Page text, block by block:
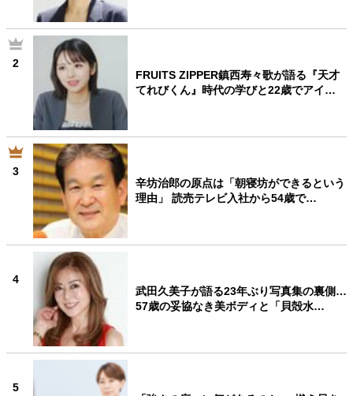
2
FRUITS ZIPPER鎮西寿々歌が語る『天才
てれびくん』時代の学びと22歳でアイ…
3
辛坊治郎の原点は「朝寝坊ができるという
理由」 読売テレビ入社から54歳で…
4
武田久美子が語る23年ぶり写真集の裏側…
57歳の妥協なき美ボディと「貝殻水…
5